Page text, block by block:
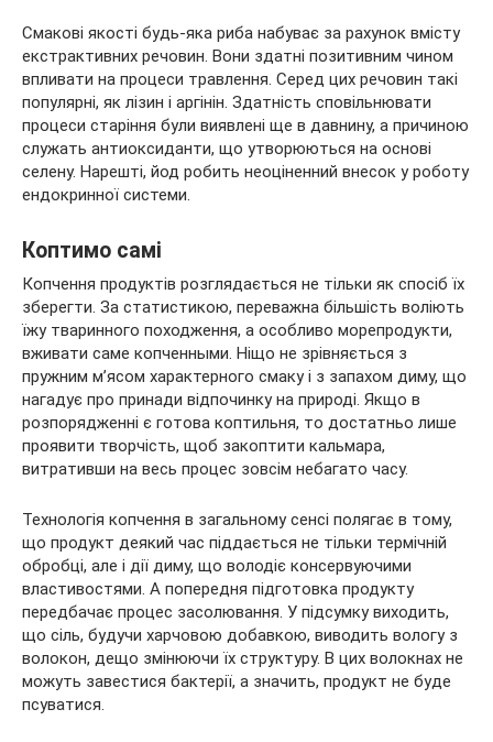
Смакові якості будь-яка риба набуває за рахунок вмісту
екстрактивних речовин. Вони здатні позитивним чином
впливати на процеси травлення. Серед цих речовин такі
популярні, як лізин і аргінін. Здатність сповільнювати
процеси старіння були виявлені ще в давнину, а причиною
служать антиоксиданти, що утворюються на основі
селену. Нарешті, йод робить неоціненний внесок у роботу
ендокринної системи.
Коптимо самі
Копчення продуктів розглядається не тільки як спосіб їх
зберегти. За статистикою, переважна більшість воліють
їжу тваринного походження, а особливо морепродукти,
вживати саме копченными. Ніщо не зрівняється з
пружним м’ясом характерного смаку і з запахом диму, що
нагадує про принади відпочинку на природі. Якщо в
розпорядженні є готова коптильня, то достатньо лише
проявити творчість, щоб закоптити кальмара,
витративши на весь процес зовсім небагато часу.
Технологія копчення в загальному сенсі полягає в тому,
що продукт деякий час піддається не тільки термічній
обробці, але і дії диму, що володіє консервуючими
властивостями. А попередня підготовка продукту
передбачає процес засолювання. У підсумку виходить,
що сіль, будучи харчовою добавкою, виводить вологу з
волокон, дещо змінюючи їх структуру. В цих волокнах не
можуть завестися бактерії, а значить, продукт не буде
псуватися.